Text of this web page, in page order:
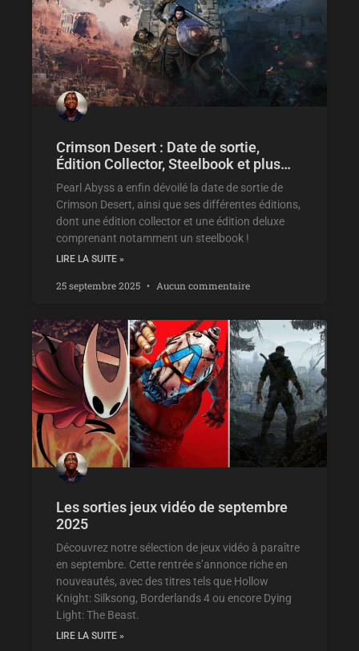
Crimson Desert : Date de sortie,
Édition Collector, Steelbook et plus…
Pearl Abyss a enfin dévoilé la date de sortie de
Crimson Desert, ainsi que ses différentes éditions,
dont une édition collector et une édition deluxe
comprenant notamment un steelbook !
LIRE LA SUITE »
25 septembre 2025 Aucun commentaire
Les sorties jeux vidéo de septembre
2025
Découvrez notre sélection de jeux vidéo à paraître
en septembre. Cette rentrée s’annonce riche en
nouveautés, avec des titres tels que Hollow
Knight: Silksong, Borderlands 4 ou encore Dying
Light: The Beast.
LIRE LA SUITE »